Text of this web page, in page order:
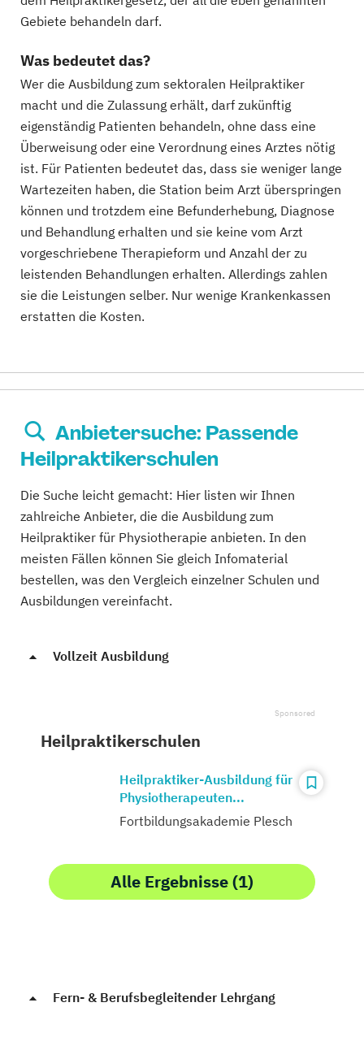
Gebiete behandeln darf.
Was bedeutet das?
Wer die Ausbildung zum sektoralen Heilpraktiker
macht und die Zulassung erhält, darf zukünftig
eigenständig Patienten behandeln, ohne dass eine
Überweisung oder eine Verordnung eines Arztes nötig
ist. Für Patienten bedeutet das, dass sie weniger lange
Wartezeiten haben, die Station beim Arzt überspringen
können und trotzdem eine Befunderhebung, Diagnose
und Behandlung erhalten und sie keine vom Arzt
vorgeschriebene Therapieform und Anzahl der zu
leistenden Behandlungen erhalten. Allerdings zahlen
sie die Leistungen selber. Nur wenige Krankenkassen
erstatten die Kosten.
Anbietersuche: Passende
Heilpraktikerschulen
Die Suche leicht gemacht: Hier listen wir Ihnen
zahlreiche Anbieter, die die Ausbildung zum
Heilpraktiker für Physiotherapie anbieten. In den
meisten Fällen können Sie gleich Infomaterial
bestellen, was den Vergleich einzelner Schulen und
Ausbildungen vereinfacht.
Vollzeit Ausbildung
Heilpraktikerschulen
Heilpraktiker-Ausbildung für
Physiotherapeuten...
Fortbildungsakademie Plesch
Alle Ergebnisse (1)
Fern- & Berufsbegleitender Lehrgang